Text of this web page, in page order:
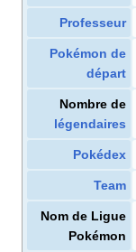
Professeur
Pokémon de
départ
Nombre de
légendaires
Pokédex
Team
Nom de Ligue
Pokémon